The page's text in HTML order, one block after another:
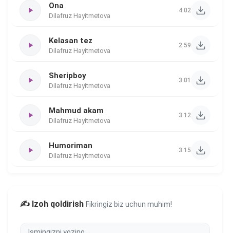
Ona
Dilafruz Hayitmetova
4:02
Kelasan tez
Dilafruz Hayitmetova
2:59
Sheripboy
Dilafruz Hayitmetova
3:01
Mahmud akam
Dilafruz Hayitmetova
3:12
Humoriman
Dilafruz Hayitmetova
3:15
✍️ Izoh qoldirish Fikringiz biz uchun muhim!